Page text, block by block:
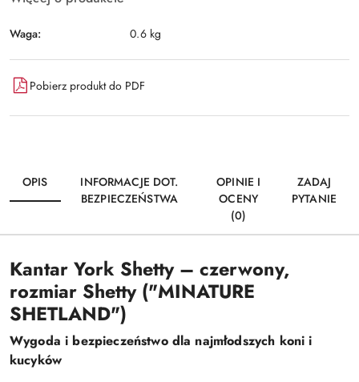
Waga: 0.6 kg
Pobierz produkt do PDF
OPIS
INFORMACJE DOT.
BEZPIECZEŃSTWA
OPINIE I
OCENY
(0)
ZADAJ
PYTANIE
Kantar York Shetty – czerwony,
rozmiar Shetty ("MINATURE
SHETLAND")
Wygoda i bezpieczeństwo dla najmłodszych koni i
kucyków